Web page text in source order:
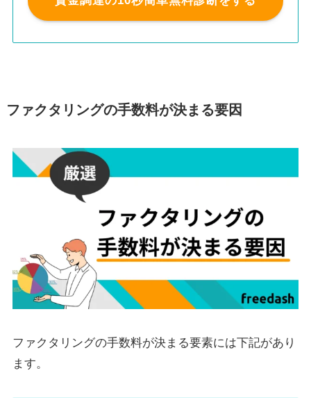
ファクタリングの手数料が決まる要因
ファクタリングの手数料が決まる要素には下記があり
ます。